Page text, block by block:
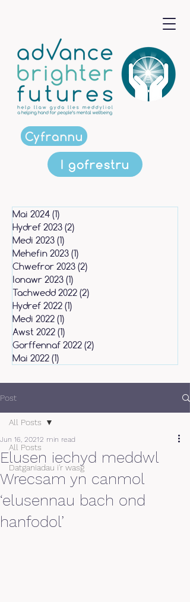
Cyfrannu
I gofrestru
Mai 2024 (1)
Hydref 2023 (2)
Medi 2023 (1)
Mehefin 2023 (1)
Chwefror 2023 (2)
Ionawr 2023 (1)
Tachwedd 2022 (2)
Hydref 2022 (1)
Medi 2022 (1)
Awst 2022 (1)
Gorffennaf 2022 (2)
Mai 2022 (1)
Post
All Posts
Datganiadau i'r wasg
All Posts
Elusen iechyd meddwl
Wrecsam yn canmol
‘elusennau bach ond
hanfodol’
Jun 16, 20212 min read